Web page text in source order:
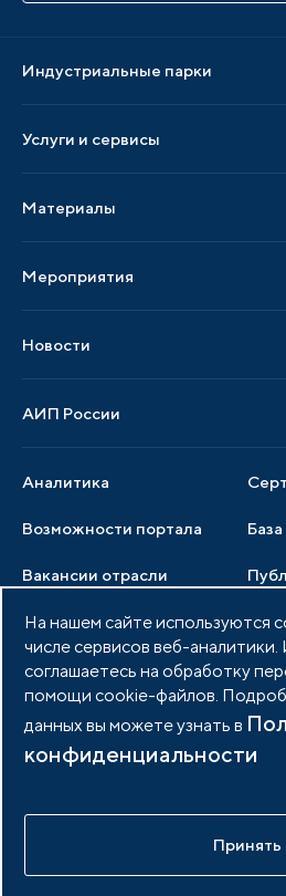
Индустриальные парки
Парки по регионам
Услуги и сервисы
Услуги по локализации
Аналитика
Возможности портала
Материалы
Публикации СМИ и статьи
Образцы документов
Вакансии отрасли
Мероприятия
Мероприятия отрасли
Новости
Новости отрасли
Медиатека
АИП России
Члены ассоциации
Услуги ассоциации
Документы АИП
Партнеры ассоциации
Фото и видео
Членство в АИП
idem.agency
На нашем сайте используются
числе сервисов веб-аналитики.
соглашаетесь на обработку
помощи cookie-файлов.
данных вы можете узнать в
конфиденциальности
Принять